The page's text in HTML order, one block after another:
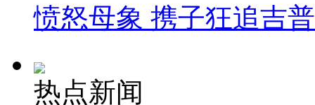
愤怒母象 携子狂追吉
热点新闻